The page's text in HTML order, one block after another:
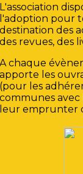
pour
des
revues, des
chaque
les
les
avec
emprunter